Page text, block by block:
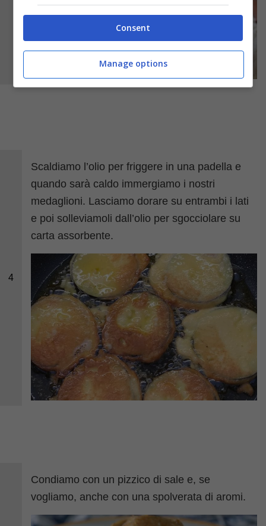
4
Scaldiamo l’olio per friggere in una padella e
quando sarà caldo immergiamo i nostri
medaglioni. Lasciamo dorare su entrambi i lati
e poi solleviamoli dall’olio per sgocciolare su
carta assorbente.
Condiamo con un pizzico di sale e, se
vogliamo, anche con una spolverata di aromi.
Consent
Manage options